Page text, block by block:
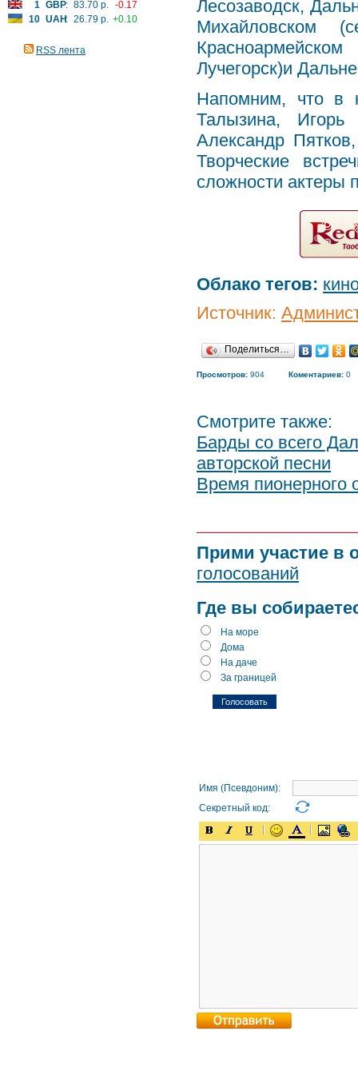
1 GBP: 83.70 р. -0.17
10 UAH: 26.79 р. +0.10
RSS лента
Лесозаводск,
Михайловском
Лучегорск)и
Напомним, что в
Талызина,
Александр
Творческие
сложности актеры
Облако тегов:
Источник:
Поделиться…
Просмотров: 904 Коментариев: 0
Смотрите также:
Барды со всего
авторской песни
Время пионерного
Прими участие в
голосований
Где вы
На море
Дома
На даче
За границей
Имя (Псевдоним):
Секретный код: